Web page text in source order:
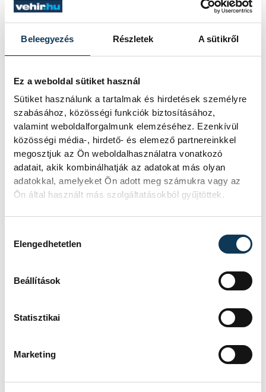
Beleegyezés Részletek A sütikről
Ez a weboldal sütiket használ
Sütiket használunk a tartalmak és hirdetések személyre
szabásához, közösségi funkciók biztosításához,
valamint weboldalforgalmunk elemzéséhez. Ezenkívül
közösségi média-, hirdető- és elemező partnereinkkel
megosztjuk az Ön weboldalhasználatra vonatkozó
adatait, akik kombinálhatják az adatokat más olyan
adatokkal, amelyeket Ön adott meg számukra vagy az
Ön által használt más szolgáltatásokból gyűjtöttek.
Elengedhetetlen
Beállítások
Statisztikai
Marketing
első negyedórában a hollandok közel 80
százalékban birtokolták a labdát, kapura
lövése mégis csak a magyaroknak volt.
védenivalója, de rögtön utána Marco Rossi
tanítványai formás kontrát vezettek, majd
két egymást követő szögletből is
veszélyeztettek, Sallai lövése a bal kapufán
csattant. Ezt követően maradt az Oranje
meddő mezőnyfölénye, de lövésig csak
elvétve jutott, Dibusznak csupán egyszer
kellett játékba avatkoznia. A magyarok újra
taktikával futballoztak, ritkán vezettek
lendületesen próbálták végigvinni, éppen
egy ilyen akció végén a kisebb sérülése
ellenére kezdőbe kerülő Sallai volt
eredményes. A védekezés minőségéről
mindent elmond, hogy a hollandok az egész
első félidőben akcióból nem tudtak ziccert
kidolgozni, legnagyobb lehetőségük a